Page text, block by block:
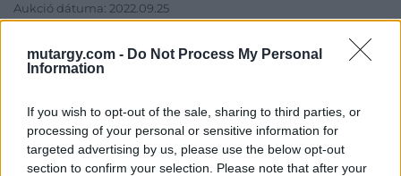
mutargy.com - Do Not Process My Personal
Information
If you wish to opt-out of the sale, sharing to third parties, or
processing of your personal or sensitive information for
targeted advertising by us, please use the below opt-out
section to confirm your selection. Please note that after your
Aukció dátuma: 2022.09.25
Aukció helye: aukcio.net
Eladó adatai